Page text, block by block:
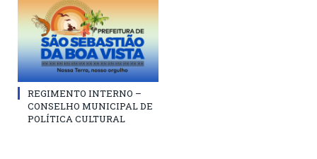
REGIMENTO INTERNO –
CONSELHO MUNICIPAL DE
POLÍTICA CULTURAL